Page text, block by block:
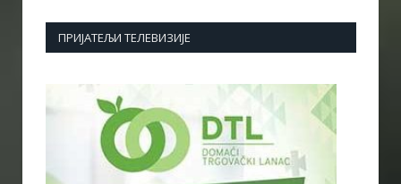
ПРИЈАТЕЉИ ТЕЛЕВИЗИЈЕ